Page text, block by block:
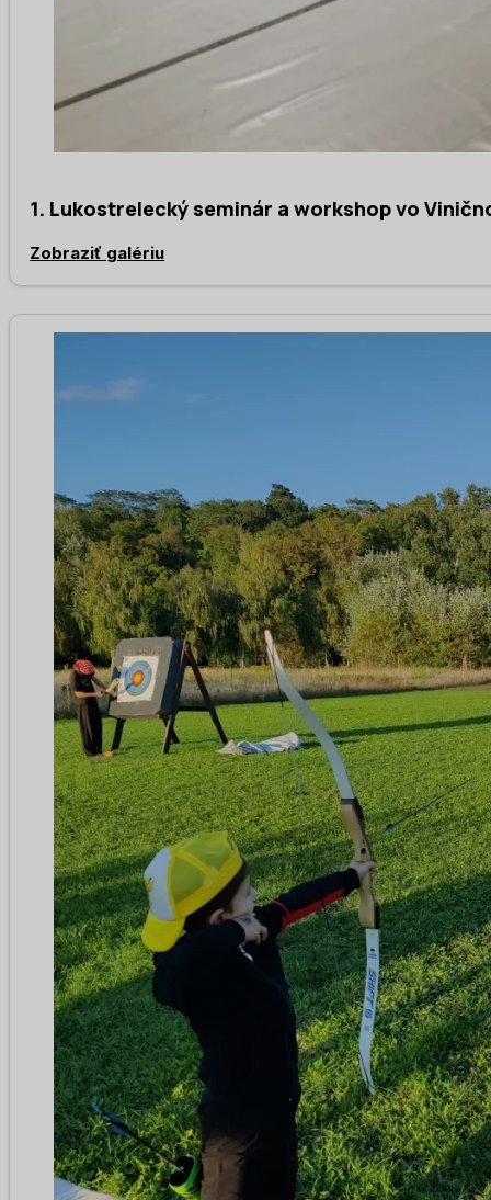
1. Lukostrelecký seminár a workshop vo
Zobraziť galériu